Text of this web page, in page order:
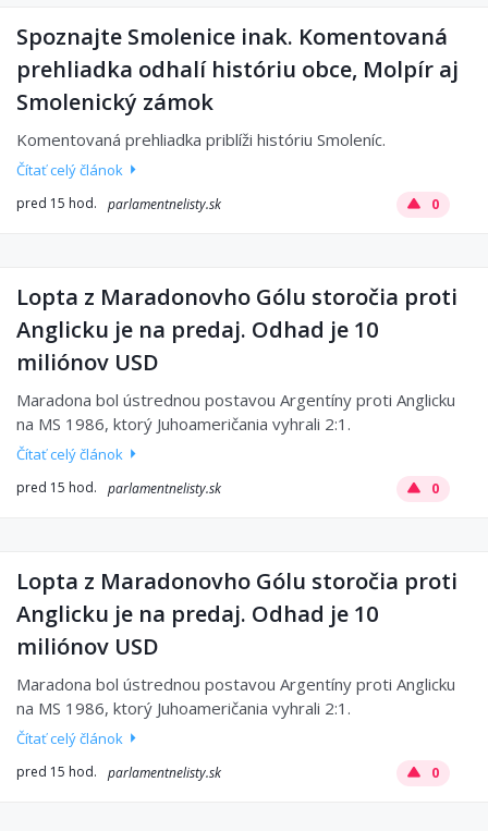
Spoznajte Smolenice inak. Komentovaná
prehliadka odhalí históriu obce, Molpír aj
Smolenický zámok
Komentovaná prehliadka priblíži históriu Smoleníc.
Čítať celý článok
pred 15 hod. parlamentnelisty.sk 0
Lopta z Maradonovho Gólu storočia proti
Anglicku je na predaj. Odhad je 10
miliónov USD
Maradona bol ústrednou postavou Argentíny proti Anglicku
na MS 1986, ktorý Juhoameričania vyhrali 2:1.
Čítať celý článok
pred 15 hod. parlamentnelisty.sk 0
Lopta z Maradonovho Gólu storočia proti
Anglicku je na predaj. Odhad je 10
miliónov USD
Maradona bol ústrednou postavou Argentíny proti Anglicku
na MS 1986, ktorý Juhoameričania vyhrali 2:1.
Čítať celý článok
pred 15 hod. parlamentnelisty.sk 0